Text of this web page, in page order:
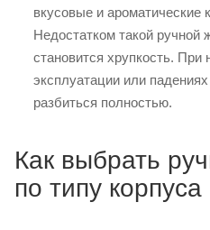
вкусовые и ароматические
Недостатком такой ручной
становится хрупкость. При
эксплуатации или
разбиться полностью.
Как выбрать
по типу корпуса